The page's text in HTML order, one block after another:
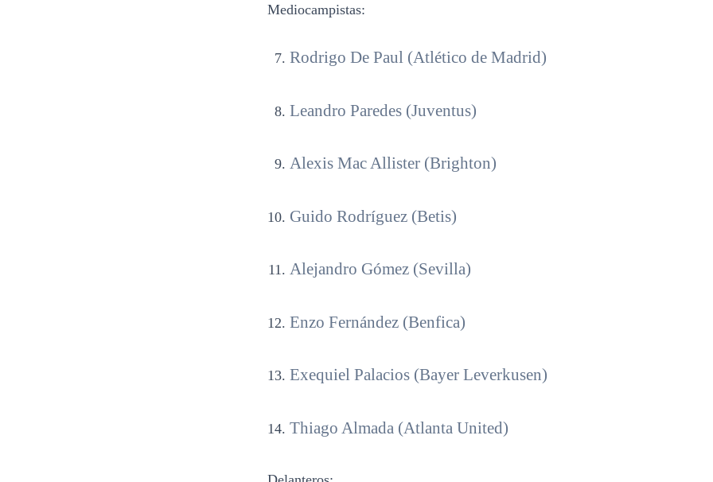
Mediocampistas:
Rodrigo De Paul (Atlético de Madrid)
Leandro Paredes (Juventus)
Alexis Mac Allister (Brighton)
Guido Rodríguez (Betis)
Alejandro Gómez (Sevilla)
Enzo Fernández (Benfica)
Exequiel Palacios (Bayer Leverkusen)
Thiago Almada (Atlanta United)